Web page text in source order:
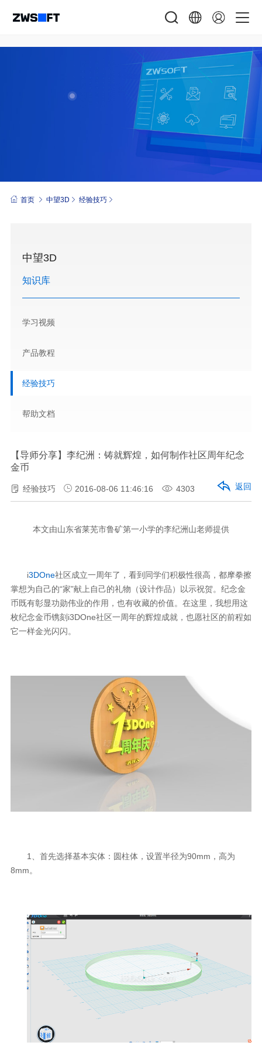
首页 中望3D 经验技巧
中望3D
知识库
学习视频
产品教程
经验技巧
帮助文档
【导师分享】李纪洲：铸就辉煌，如何制作社区周年纪念
金币
经验技巧 2016-08-06 11:46:16 4303 返回
本文由山东省莱芜市鲁矿第一小学的李纪洲山老师提供
i3DOne社区成立一周年了，看到同学们积极性很高，都摩拳擦
掌想为自己的“家”献上自己的礼物（设计作品）以示祝贺。纪念金
币既有彰显功勋伟业的作用，也有收藏的价值。在这里，我想用这
枚纪念金币镌刻i3DOne社区一周年的辉煌成就，也愿社区的前程如
它一样金光闪闪。
1、首先选择基本实体：圆柱体，设置半径为90mm，高为
8mm。